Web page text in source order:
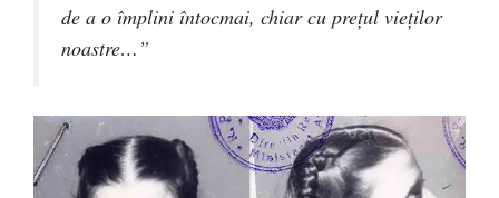
de a o împlini întocmai, chiar cu preţul vieţilor
noastre…”